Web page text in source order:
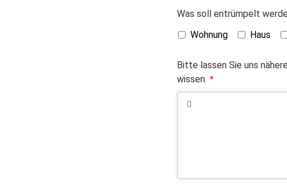
Was soll entrümpelt
Wohnung Haus
Bitte lassen Sie uns
wissen. *